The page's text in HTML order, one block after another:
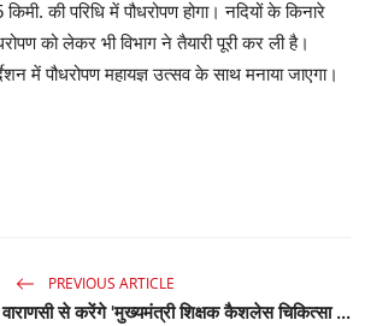
की परिधि में पौधरोपण होगा। नदियों के किनारे
को लेकर भी विभाग ने तैयारी पूरी कर ली है।
में पौधरोपण महायज्ञ उत्सव के साथ मनाया जाएगा।
PREVIOUS ARTICLE
वाराणसी से करेंगे 'मुख्यमंत्री शिक्षक कैशलेस चिकित्सा ...